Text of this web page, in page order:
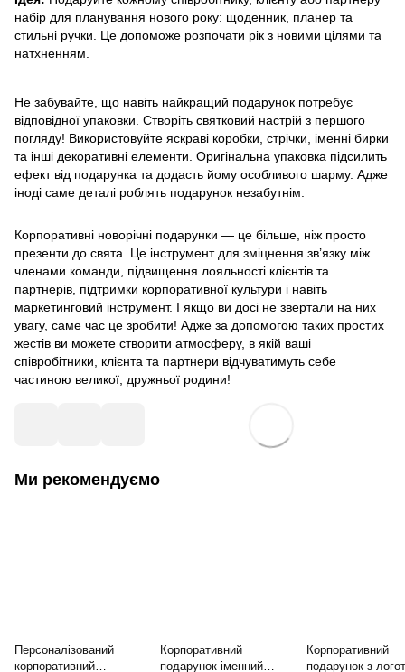
набір для планування нового року: щоденник, планер та
стильні ручки. Це допоможе розпочати рік з новими цілями та
натхненням.
Не забувайте, що навіть найкращий подарунок потребує
відповідної упаковки. Створіть святковий настрій з першого
погляду! Використовуйте яскраві коробки, стрічки, іменні бирки
та інші декоративні елементи. Оригінальна упаковка підсилить
ефект від подарунка та додасть йому особливого шарму. Адже
іноді саме деталі роблять подарунок незабутнім.
Корпоративні новорічні подарунки — це більше, ніж просто
презенти до свята. Це інструмент для зміцнення зв’язку між
членами команди, підвищення лояльності клієнтів та
партнерів, підтримки корпоративної культури і навіть
маркетинговий інструмент. І якщо ви досі не звертали на них
увагу, саме час це зробити! Адже за допомогою таких простих
жестів ви можете створити атмосферу, в якій ваші
співробітники, клієнта та партнери відчуватимуть себе
частиною великої, дружньої родини!
Ми рекомендуємо
Персоналізований
корпоративний
Корпоративний
подарунок іменний
Корпоративний
подарунок з